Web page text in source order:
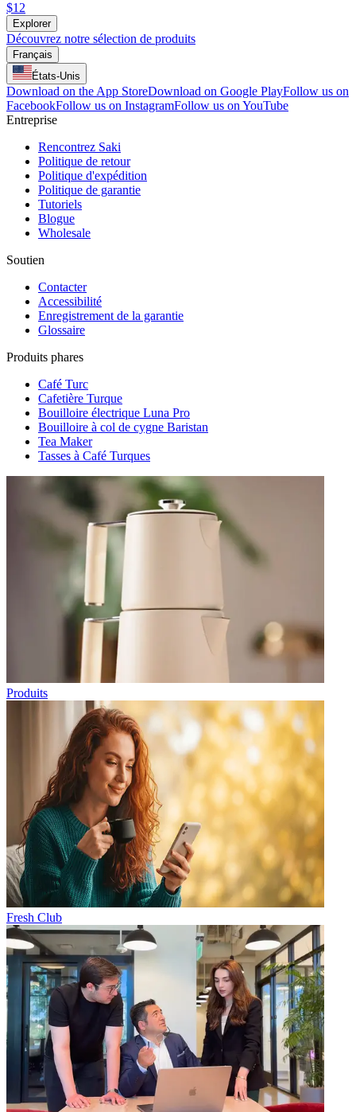
$12
Explorer
Découvrez notre sélection de produits
Français
États-Unis
Download on the App StoreDownload on Google PlayFollow us on
FacebookFollow us on InstagramFollow us on YouTube
Entreprise
Rencontrez Saki
Politique de retour
Politique d'expédition
Politique de garantie
Tutoriels
Blogue
Wholesale
Soutien
Contacter
Accessibilité
Enregistrement de la garantie
Glossaire
Produits phares
Café Turc
Cafetière Turque
Bouilloire électrique Luna Pro
Bouilloire à col de cygne Baristan
Tea Maker
Tasses à Café Turques
Produits
Fresh Club